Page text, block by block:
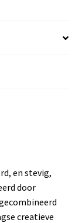
en stevig,
door
creatieve